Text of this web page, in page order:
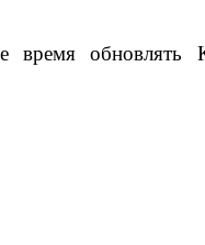
время обновлять